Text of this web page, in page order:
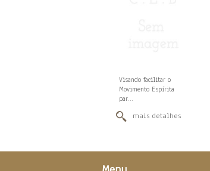
Visando facilitar o
Movimento Espírita
par...
mais detalhes